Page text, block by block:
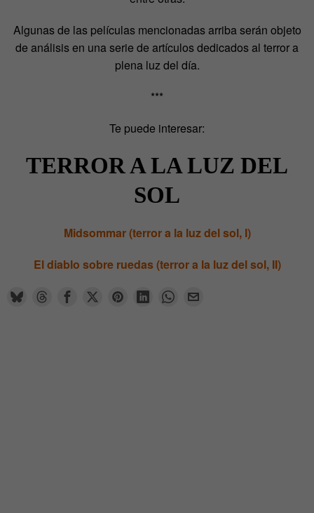
Algunas de las películas mencionadas arriba serán objeto
de análisis en una serie de artículos dedicados al terror a
plena luz del día.
***
Te puede interesar:
TERROR A LA LUZ DEL
SOL
Midsommar (terror a la luz del sol, I)
El diablo sobre ruedas (terror a la luz del sol, II)